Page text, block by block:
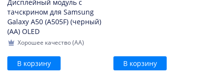
Дисплейный модуль с
тачскрином для Samsung
Galaxy A50 (A505F) (черный)
(AA) OLED
Хорошее качество (AA)
В корзину В корзину